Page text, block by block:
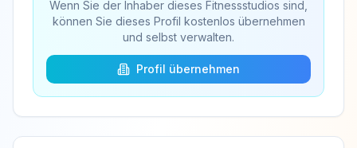
Wenn Sie der Inhaber dieses Fitnessstudios sind,
können Sie dieses Profil kostenlos übernehmen
und selbst verwalten.
Profil übernehmen